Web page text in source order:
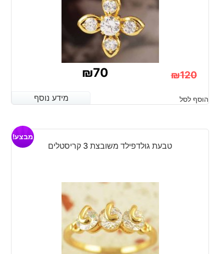
₪120
המקורי
היה:
₪120.
₪70
הנוכחי
הוא:
מידע נוסף הוסף לסל מידע נוסף
טבעת גולדפילד משובצת 3 קריסטלים
מבצע!